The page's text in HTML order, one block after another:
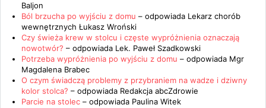
Baljon
Ból brzucha po wyjściu z domu – odpowiada Lekarz chorób
wewnętrznych Łukasz Wroński
Czy świeża krew w stolcu i częste wypróżnienia oznaczają
nowotwór? – odpowiada Lek. Paweł Szadkowski
Potrzeba wypróżnienia po wyjściu z domu – odpowiada Mgr
Magdalena Brabec
O czym świadczą problemy z przybraniem na wadze i dziwny
kolor stolca? – odpowiada Redakcja abcZdrowie
Parcie na stolec – odpowiada Paulina Witek